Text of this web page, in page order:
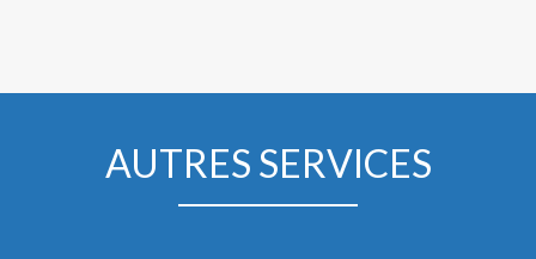
AUTRES SERVICES